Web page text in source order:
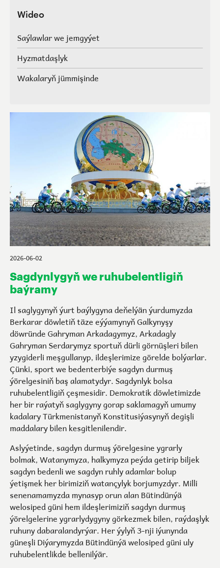
maslahatlarynyň we Geňeşleriň agzalarynyň ýerine
Wideo
Saýlawlar we jemgyýet
Hyzmatdaşlyk
Wakalaryň jümmişinde
2026-06-02
Sagdynlygyň we ruhubelentligiň
baýramy
Il saglygynyň ýurt baýlygyna deňelýän ýurdumyzda
Berkarar döwletiň täze eýýamynyň Galkynyşy
döwründe Gahryman Arkadagymyz, Arkadagly
Gahryman Serdarymyz sportuň dürli görnüşleri bilen
yzygiderli meşgullanyp, ildeşlerimize görelde bolýarlar.
Çünki, sport we bedenterbiýe sagdyn durmuş
ýörelgesiniň baş alamatydyr. Sagdynlyk bolsa
ruhubelentligiň çeşmesidir. Demokratik döwletimizde
her bir raýatyň saglygyny gorap saklamagyň umumy
kadalary Türkmenistanyň Konstitusiýasynyň degişli
maddalary bilen kesgitlenilendir.
Aslyýetinde, sagdyn durmuş ýörelgesine ygrarly
bolmak, Watanymyza, halkymyza peýda getirip biljek
sagdyn bedenli we sagdyn ruhly adamlar bolup
ýetişmek her birimiziň watançylyk borjumyzdyr. Milli
senenamamyzda mynasyp orun alan Bütindünýä
welosiped güni hem ildeşlerimiziň sagdyn durmuş
ýörelgelerine ygrarlydygyny görkezmek bilen, raýdaşlyk
ruhuny dabaralandyrýar. Her ýylyň 3-nji iýunynda
güneşli Diýarymyzda Bütindünýä welosiped güni uly
ruhubelentlikde bellenilýär.